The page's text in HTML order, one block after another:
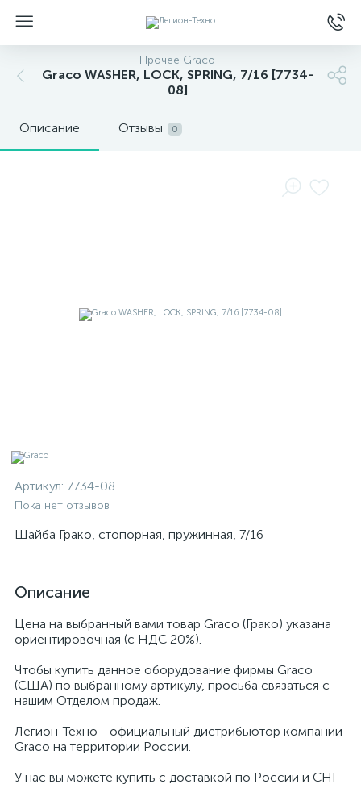
Прочее Graco
Graco WASHER, LOCK, SPRING, 7/16 [7734-
08]
Описание Отзывы 0
Артикул: 7734-08
Пока нет отзывов
Шайба Грако, стопорная, пружинная, 7/16
Описание
Цена на выбранный вами товар Graco (Грако) указана
ориентировочная (с НДС 20%).
Чтобы купить данное оборудование фирмы Graco
(США) по выбранному артикулу, просьба связаться с
нашим Отделом продаж.
Легион-Техно - официальный дистрибьютор компании
Graco на территории России.
У нас вы можете купить с доставкой по России и СНГ